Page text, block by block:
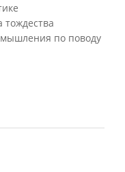
тождества
по поводу